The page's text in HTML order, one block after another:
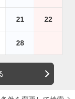
21 22
28